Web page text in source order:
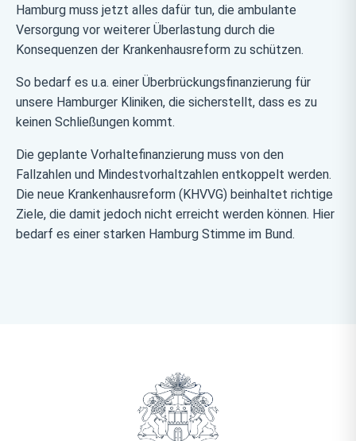
Hamburg muss jetzt alles dafür tun, die ambulante
Versorgung vor weiterer Überlastung durch die
Konsequenzen der Krankenhausreform zu schützen.
So bedarf es u.a. einer Überbrückungsfinanzierung für
unsere Hamburger Kliniken, die sicherstellt, dass es zu
keinen Schließungen kommt.
Die geplante Vorhaltefinanzierung muss von den
Fallzahlen und Mindestvorhaltzahlen entkoppelt werden.
Die neue Krankenhausreform (KHVVG) beinhaltet richtige
Ziele, die damit jedoch nicht erreicht werden können. Hier
bedarf es einer starken Hamburg Stimme im Bund.